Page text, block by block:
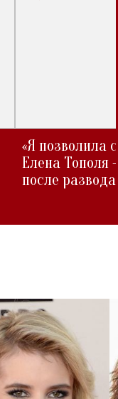
«Я позволила
Елена Тополя
после развода